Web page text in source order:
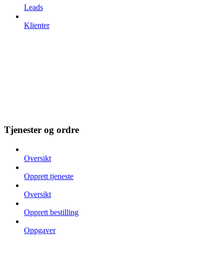
Leads
Klienter
Tjenester og ordre
Oversikt
Opprett tjeneste
Oversikt
Opprett bestilling
Oppgaver